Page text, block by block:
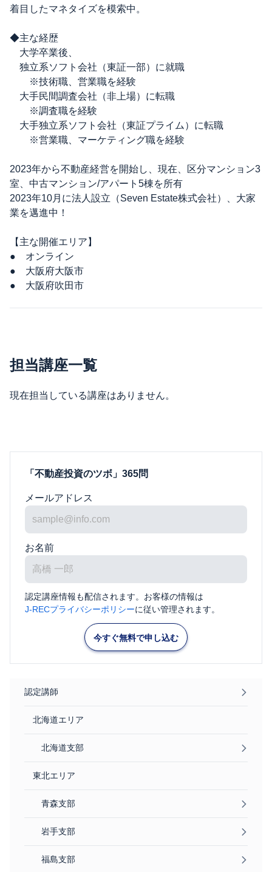
着目したマネタイズを模索中。
◆主な経歴
大学卒業後、
独立系ソフト会社（東証一部）に就職
※技術職、営業職を経験
大手民間調査会社（非上場）に転職
※調査職を経験
大手独立系ソフト会社（東証プライム）に転職
※営業職、マーケティング職を経験
2023年から不動産経営を開始し、現在、区分マンション3
室、中古マンション/アパート5棟を所有
2023年10月に法人設立（Seven Estate株式会社）、大家
業を邁進中！
【主な開催エリア】
● オンライン
● 大阪府大阪市
● 大阪府吹田市
担当講座一覧
現在担当している講座はありません。
「不動産投資のツボ」365問
メールアドレス
お名前
認定講座情報も配信されます。お客様の情報は
J-RECプライバシーポリシーに従い管理されます。
今すぐ無料で申し込む
認定講師
北海道エリア
北海道支部
東北エリア
青森支部
岩手支部
福島支部